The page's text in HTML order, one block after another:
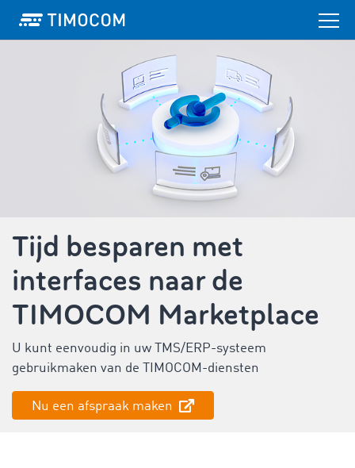
Tijd besparen met
interfaces naar de
TIMOCOM Marketplace
U kunt eenvoudig in uw TMS/ERP-systeem
gebruikmaken van de TIMOCOM-diensten
Nu een afspraak maken